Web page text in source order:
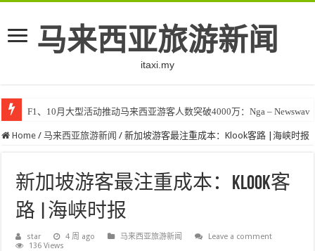
马来西亚旅游新闻
itaxi.my
F1、10月大型活动推动马来西亚游客人数突破4000万：Nga – Newswav
Home / 马来西亚旅游新闻 / 新加坡游客最注重成本：Klook客路 |海峡时报
新加坡游客最注重成本：Klook客
路 |海峡时报
star 4 周 ago 马来西亚旅游新闻
Leave a comment
136 Views